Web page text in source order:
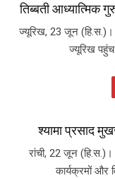
तिब्बती आध्यात्मिक
ज्यूरिख, 23 जून (हि.स.)।
ज्यूरिख
श्यामा प्रसाद
रांची, 22 जून
कार्यक्रमों और